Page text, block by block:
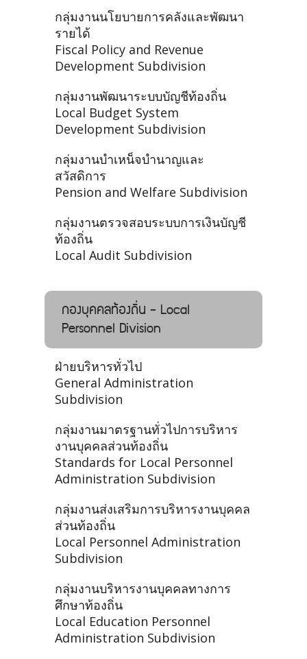
กลุ่มงานนโยบายการคลังและพัฒนา
รายได้
Fiscal Policy and Revenue
Development Subdivision
กลุ่มงานพัฒนาระบบบัญชีท้องถิ่น
Local Budget System
Development Subdivision
กลุ่มงานบำเหน็จบำนาญและ
สวัสดิการ
Pension and Welfare Subdivision
กลุ่มงานตรวจสอบระบบการเงินบัญชี
ท้องถิ่น
Local Audit Subdivision
กองบุคคลท้องถิ่น - Local
Personnel Division
ฝ่ายบริหารทั่วไป
General Administration
Subdivision
กลุ่มงานมาตรฐานทั่วไปการบริหาร
งานบุคคลส่วนท้องถิ่น
Standards for Local Personnel
Administration Subdivision
กลุ่มงานส่งเสริมการบริหารงานบุคคล
ส่วนท้องถิ่น
Local Personnel Administration
Subdivision
กลุ่มงานบริหารงานบุคคลทางการ
ศึกษาท้องถิ่น
Local Education Personnel
Administration Subdivision